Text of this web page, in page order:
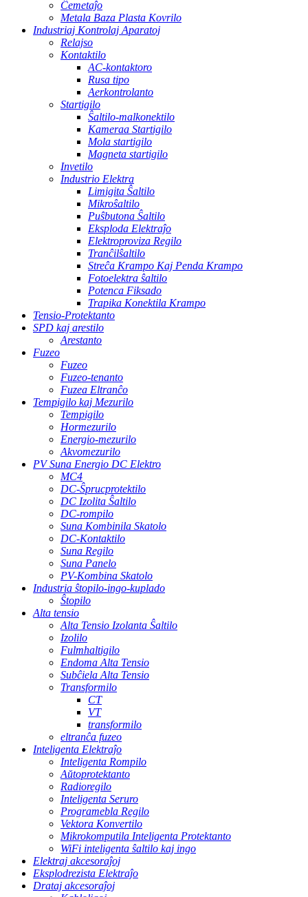
Ĉemetaĵo
Metala Baza Plasta Kovrilo
Industriaj Kontrolaj Aparatoj
Relajso
Kontaktilo
AC-kontaktoro
Rusa tipo
Aerkontrolanto
Startigilo
Ŝaltilo-malkonektilo
Kameraa Startigilo
Mola startigilo
Magneta startigilo
Invetilo
Industrio Elektra
Limigita Ŝaltilo
Mikroŝaltilo
Puŝbutona Ŝaltilo
Eksploda Elektraĵo
Elektroproviza Regilo
Tranĉilŝaltilo
Streĉa Krampo Kaj Penda Krampo
Fotoelektra ŝaltilo
Potenca Fiksado
Trapika Konektila Krampo
Tensio-Protektanto
SPD kaj arestilo
Arestanto
Fuzeo
Fuzeo
Fuzeo-tenanto
Fuzea Eltranĉo
Tempigilo kaj Mezurilo
Tempigilo
Hormezurilo
Energio-mezurilo
Akvomezurilo
PV Suna Energio DC Elektro
MC4
DC-Ŝprucprotektilo
DC Izolita Ŝaltilo
DC-rompilo
Suna Kombinila Skatolo
DC-Kontaktilo
Suna Regilo
Suna Panelo
PV-Kombina Skatolo
Industria ŝtopilo-ingo-kuplado
Ŝtopilo
Alta tensio
Alta Tensio Izolanta Ŝaltilo
Izolilo
Fulmhaltigilo
Endoma Alta Tensio
Subĉiela Alta Tensio
Transformilo
CT
VT
transformilo
eltranĉa fuzeo
Inteligenta Elektraĵo
Inteligenta Rompilo
Aŭtoprotektanto
Radioregilo
Inteligenta Seruro
Programebla Regilo
Vektora Konvertilo
Mikrokomputila Inteligenta Protektanto
WiFi inteligenta ŝaltilo kaj ingo
Elektraj akcesoraĵoj
Eksplodrezista Elektraĵo
Drataj akcesoraĵoj